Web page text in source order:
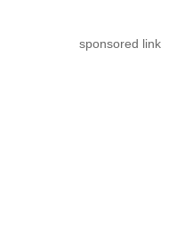
sponsored link